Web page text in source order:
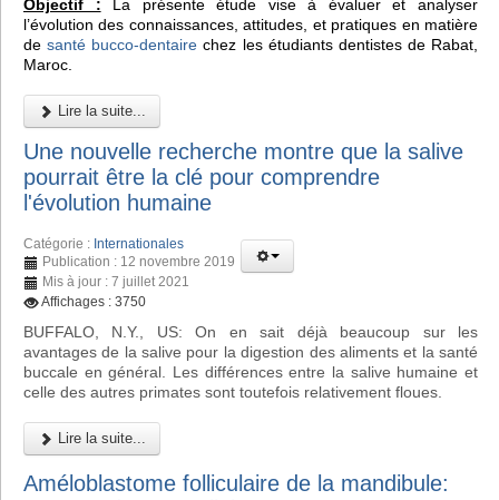
Objectif : La présente étude vise à évaluer et analyser
l’évolution des connaissances, attitudes, et pratiques en matière
desanté bucco-dentaire chez les étudiants dentistes de Rabat,
Maroc.
Lire la suite...
Une nouvelle recherche montre que la salive
pourrait être la clé pour comprendre
l'évolution humaine
Catégorie : Internationales
Publication : 12 novembre 2019
Mis à jour : 7 juillet 2021
Affichages : 3750
BUFFALO, N.Y., US: On en sait déjà beaucoup sur les
avantages de la salive pour la digestion des aliments et la santé
buccale en général. Les différences entre la salive humaine et
celle des autres primates sont toutefois relativement floues.
Lire la suite...
Améloblastome folliculaire de la mandibule: